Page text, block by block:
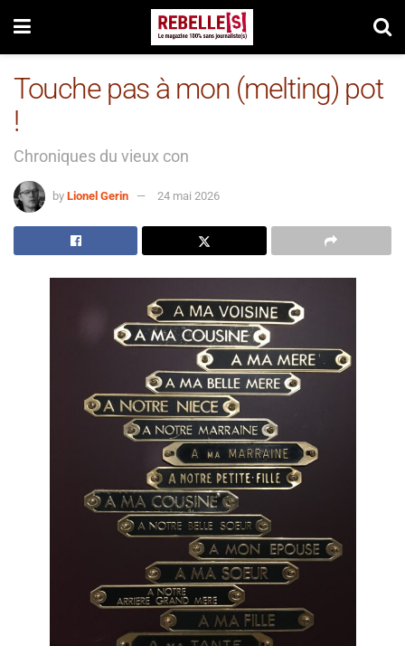
Touche pas à mon (melting) pot
!
Chroniques du vieux con
by Lionel Gerin 24 mai 2026